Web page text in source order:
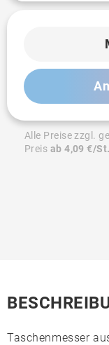
Alle Preise zzgl.
Preis ab 4,09 €/St.
Taschenmesser